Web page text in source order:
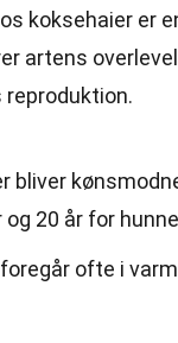
koksehaier er
artens
bliver
20 år for
ofte i